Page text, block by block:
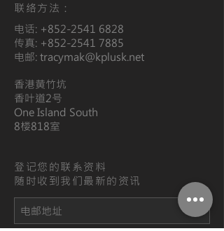
联络方法：
电话: +852-2541 6828
传真: +852-2541 7885
电邮: tracymak@kplusk.net
香港黄竹坑
香叶道2号
One Island South
​8楼818室
登记您的联系资料
随时收到我们最新的资讯